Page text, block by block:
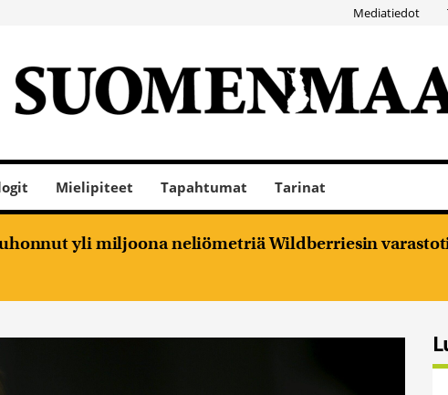
Mediatiedot
Mielipiteet Tapahtumat Tarinat
yli miljoona neliömetriä Wildberriesin